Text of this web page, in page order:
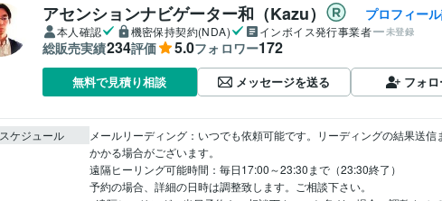
アセンションナビゲーター和（Kazu） プロフィー
本人確認 機密保持契約(NDA) インボイス発行事業者 未登録
総販売実績234評価 5.0フォロワー172
無料で見積り相談 メッセージを送る フォ
スケジュール
メールリーディング：いつでも依頼可能です。リーディングの結果送信
かかる場合がございます。
遠隔ヒーリング可能時間：毎日17:00～23:30まで（23:30終了）
予約の場合、詳細の日時は調整致します。ご相談下さい。